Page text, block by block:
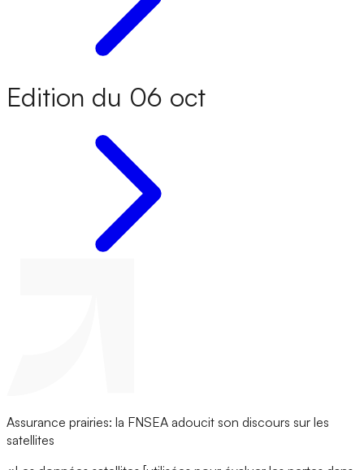
Edition du 06 oct
Assurance prairies: la FNSEA adoucit son discours sur les
satellites